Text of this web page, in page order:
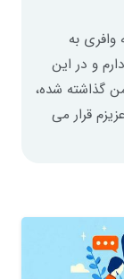
وافری به
و در این
گذاشته شده،
قرار می